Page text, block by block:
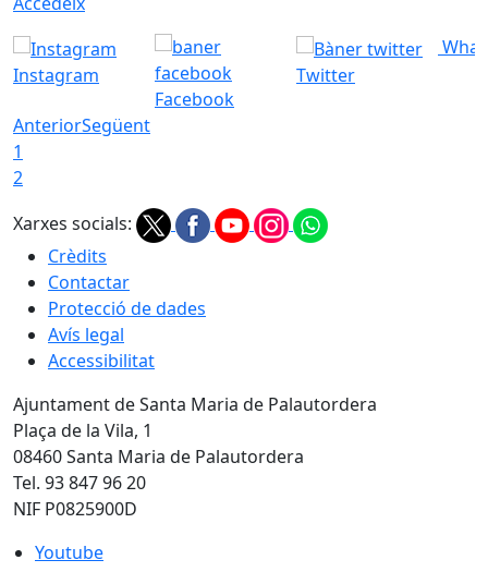
Instagram
Facebook
Twitter
AnteriorSegüent
1
2
Xarxes socials:
Crèdits
Contactar
Protecció de dades
Avís legal
Accessibilitat
Ajuntament de Santa Maria de Palautordera
Plaça de la Vila, 1
08460 Santa Maria de Palautordera
Tel. 93 847 96 20
NIF P0825900D
Youtube
Youtube